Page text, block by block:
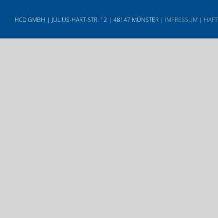
HCD GMBH | JULIUS-HART-STR. 12 | 48147 MÜNSTER | IMPRESSUM |